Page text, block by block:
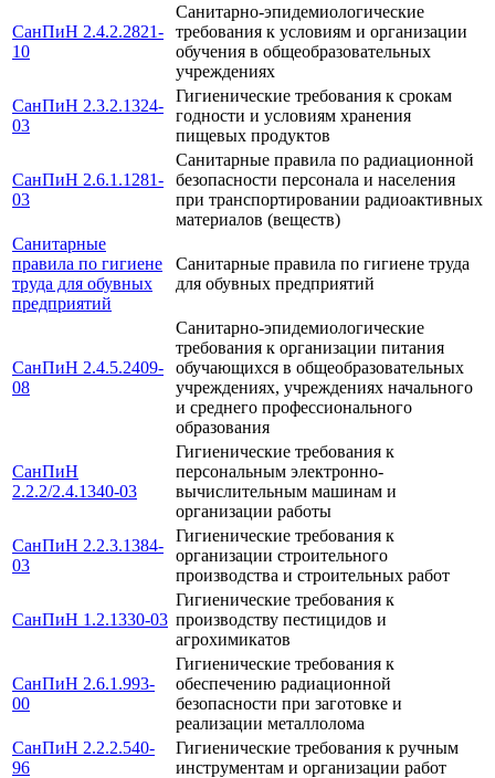
СанПиН 2.4.2.2821-
10
Санитарно-эпидемиологические
требования к условиям и организации
обучения в общеобразовательных
учреждениях
СанПиН 2.3.2.1324-
03
Гигиенические требования к срокам
годности и условиям хранения
пищевых продуктов
СанПиН 2.6.1.1281-
03
Санитарные правила по радиационной
безопасности персонала и населения
при транспортировании радиоактивных
материалов (веществ)
Санитарные
правила по гигиене
труда для обувных
предприятий
Санитарные правила по гигиене труда
для обувных предприятий
СанПиН 2.4.5.2409-
08
Санитарно-эпидемиологические
требования к организации питания
обучающихся в общеобразовательных
учреждениях, учреждениях начального
и среднего профессионального
образования
СанПиН
2.2.2/2.4.1340-03
Гигиенические требования к
персональным электронно-
вычислительным машинам и
организации работы
СанПиН 2.2.3.1384-
03
Гигиенические требования к
организации строительного
производства и строительных работ
СанПиН 1.2.1330-03
Гигиенические требования к
производству пестицидов и
агрохимикатов
СанПиН 2.6.1.993-
00
Гигиенические требования к
обеспечению радиационной
безопасности при заготовке и
реализации металлолома
СанПиН 2.2.2.540-
96
Гигиенические требования к ручным
инструментам и организации работ